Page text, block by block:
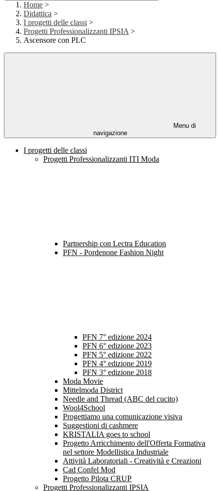
Home >
Didattica >
I progetti delle classi >
Progetti Professionalizzanti IPSIA >
Ascensore con PLC
Menu di
navigazione
I progetti delle classi
Progetti Professionalizzanti ITI Moda
Partnership con Lectra Education
PFN - Pordenone Fashion Night
PFN 7° edizione 2024
PFN 6° edizione 2023
PFN 5° edizione 2022
PFN 4° edizione 2019
PFN 3° edizione 2018
Moda Movie
Mittelmoda District
Needle and Thread (ABC del cucito)
Wool4School
Progettiamo una comunicazione visiva
Suggestioni di cashmere
KRISTALIA goes to school
Progetto Arricchimento dell'Offerta Formativa
nel settore Modellistica Industriale
Attività Laboratoriali - Creatività e Creazioni
Cad Confel Mod
Progetto Pilota CRUP
Progetti Professionalizzanti IPSIA